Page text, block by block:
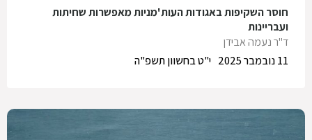
חוסר השקיפות באגודות העות'מניות מאפשרות שחיתות
ועבריינות
ד"ר נעמה אבידן
י"ט בחשוון תשפ"ה
11 נובמבר 2025